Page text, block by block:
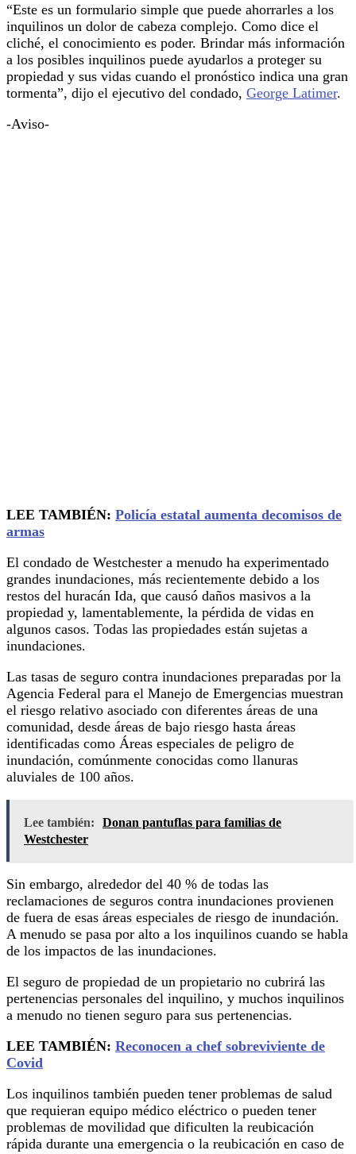
“Este es un formulario simple que puede ahorrarles a los
inquilinos un dolor de cabeza complejo. Como dice el
cliché, el conocimiento es poder. Brindar más información
a los posibles inquilinos puede ayudarlos a proteger su
propiedad y sus vidas cuando el pronóstico indica una gran
tormenta”, dijo el ejecutivo del condado, George Latimer.
-Aviso-
LEE TAMBIÉN: Policía estatal aumenta decomisos de
armas
El condado de Westchester a menudo ha experimentado
grandes inundaciones, más recientemente debido a los
restos del huracán Ida, que causó daños masivos a la
propiedad y, lamentablemente, la pérdida de vidas en
algunos casos. Todas las propiedades están sujetas a
inundaciones.
Las tasas de seguro contra inundaciones preparadas por la
Agencia Federal para el Manejo de Emergencias muestran
el riesgo relativo asociado con diferentes áreas de una
comunidad, desde áreas de bajo riesgo hasta áreas
identificadas como Áreas especiales de peligro de
inundación, comúnmente conocidas como llanuras
aluviales de 100 años.
Lee también:
Donan pantuflas para familias de
Westchester
Sin embargo, alrededor del 40 % de todas las
reclamaciones de seguros contra inundaciones provienen
de fuera de esas áreas especiales de riesgo de inundación.
A menudo se pasa por alto a los inquilinos cuando se habla
de los impactos de las inundaciones.
El seguro de propiedad de un propietario no cubrirá las
pertenencias personales del inquilino, y muchos inquilinos
a menudo no tienen seguro para sus pertenencias.
LEE TAMBIÉN: Reconocen a chef sobreviviente de
Covid
Los inquilinos también pueden tener problemas de salud
que requieran equipo médico eléctrico o pueden tener
problemas de movilidad que dificulten la reubicación
rápida durante una emergencia o la reubicación en caso de